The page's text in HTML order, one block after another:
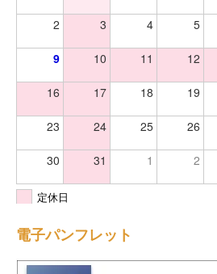
2 3 4 5
9 10 11 12
16 17 18 19
23 24 25 26
30 31 1 2
定休日
電子パンフレット